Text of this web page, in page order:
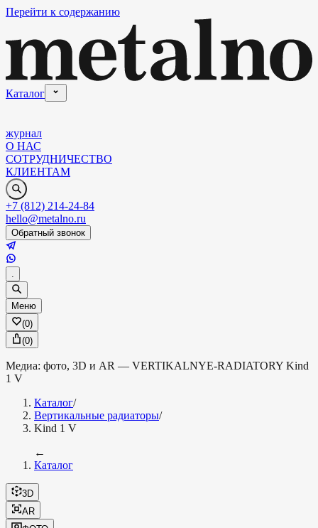
Перейти к содержанию
Каталог
журнал
О НАС
СОТРУДНИЧЕСТВО
КЛИЕНТАМ
+7 (812) 214-24-84
hello@metalno.ru
Обратный звонок
.
Меню
(0)
(0)
Медиа: фото, 3D и AR — VERTIKALNYE-RADIATORY Kind
1 V
Каталог/
Вертикальные радиаторы/
Kind 1 V
←
Каталог
3D
AR